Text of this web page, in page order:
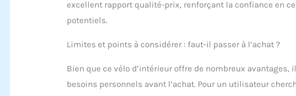
pour les positions assise
intégré permet de
12 Mois : Une notice de
tutoriels vidéo facilitent
d'appartement. Vous
excellent rapport qualité-prix, renforçant la confiance en
potentiels.
Limites et points à considérer : faut-il passer à l’achat ?
Bien que ce vélo d’intérieur offre de nombreux avantages,
besoins personnels avant l’achat. Pour un utilisateur